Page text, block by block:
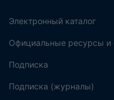
Электронный каталог
Официальные ресурсы и
Подписка
Подписка (журналы)